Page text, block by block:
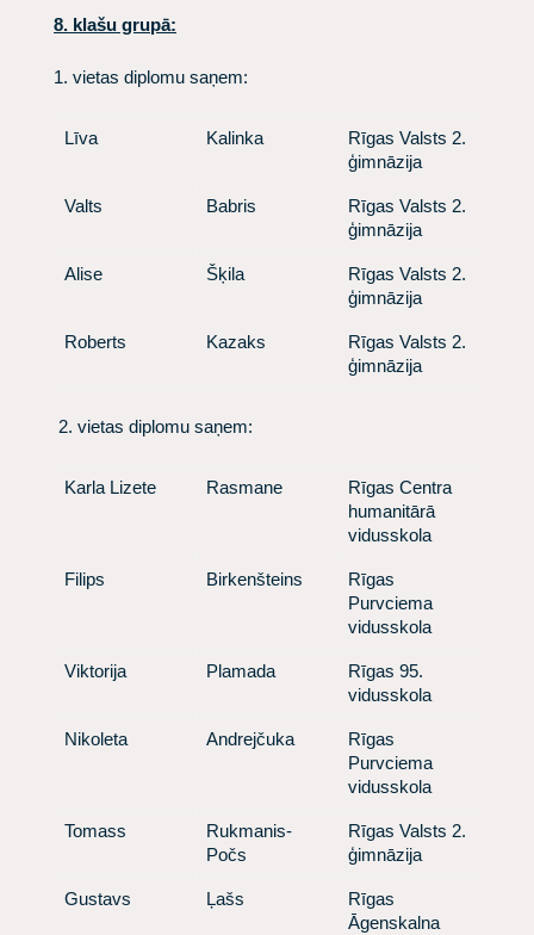
8. klašu grupā:
1. vietas diplomu saņem:
​Līva ​ Kalinka
​ Rīgas Valsts 2.
ģimnāzija
​Valts ​ Babris
​ Rīgas Valsts 2.
ģimnāzija
​ Alise ​ Šķila
​ Rīgas Valsts 2.
ģimnāzija
​ Roberts ​ Kazaks
​ Rīgas Valsts 2.
ģimnāzija
​ 2. vietas diplomu saņem:
​ Karla Lizete ​ Rasmane
​ Rīgas Centra
humanitārā
vidusskola
​ Filips ​ Birkenšteins
​ Rīgas
Purvciema
vidusskola
​ Viktorija ​ Plamada
​ Rīgas 95.
vidusskola
​ Nikoleta ​ Andrejčuka
​ Rīgas
Purvciema
vidusskola
​ Tomass
​ Rukmanis-
Počs
​Rīgas Valsts 2.
ģimnāzija
​ Gustavs ​ Ļašs
​ Rīgas
Āgenskalna